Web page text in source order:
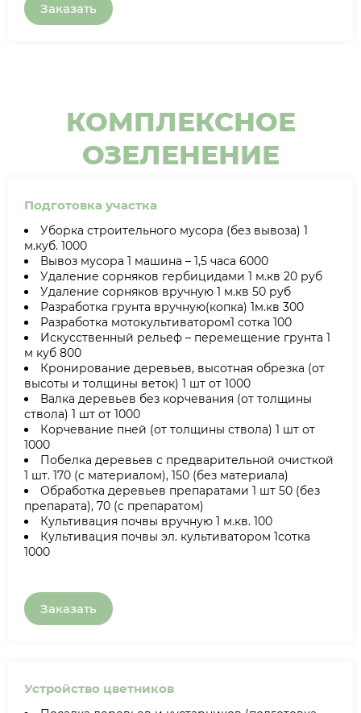
Заказать
КОМПЛЕКСНОЕ
ОЗЕЛЕНЕНИЕ
Подготовка участка
Уборка строительного мусора (без вывоза) 1
м.куб. 1000
Вывоз мусора 1 машина – 1,5 часа 6000
Удаление сорняков гербицидами 1 м.кв 20 руб
Удаление сорняков вручную 1 м.кв 50 руб
Разработка грунта вручную(копка) 1м.кв 300
Разработка мотокультиватором1 сотка 100
Искусственный рельеф – перемещение грунта 1
м куб 800
Кронирование деревьев, высотная обрезка (от
высоты и толщины веток) 1 шт от 1000
Валка деревьев без корчевания (от толщины
ствола) 1 шт от 1000
Корчевание пней (от толщины ствола) 1 шт от
1000
Побелка деревьев с предварительной очисткой
1 шт. 170 (с материалом), 150 (без материала)
Обработка деревьев препаратами 1 шт 50 (без
препарата), 70 (с препаратом)
Культивация почвы вручную 1 м.кв. 100
Культивация почвы эл. культиватором 1сотка
1000
Заказать
Устройство цветников